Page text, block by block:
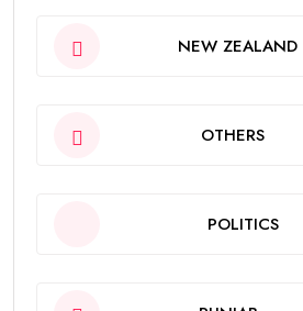
NEW ZEALAND
OTHERS
POLITICS